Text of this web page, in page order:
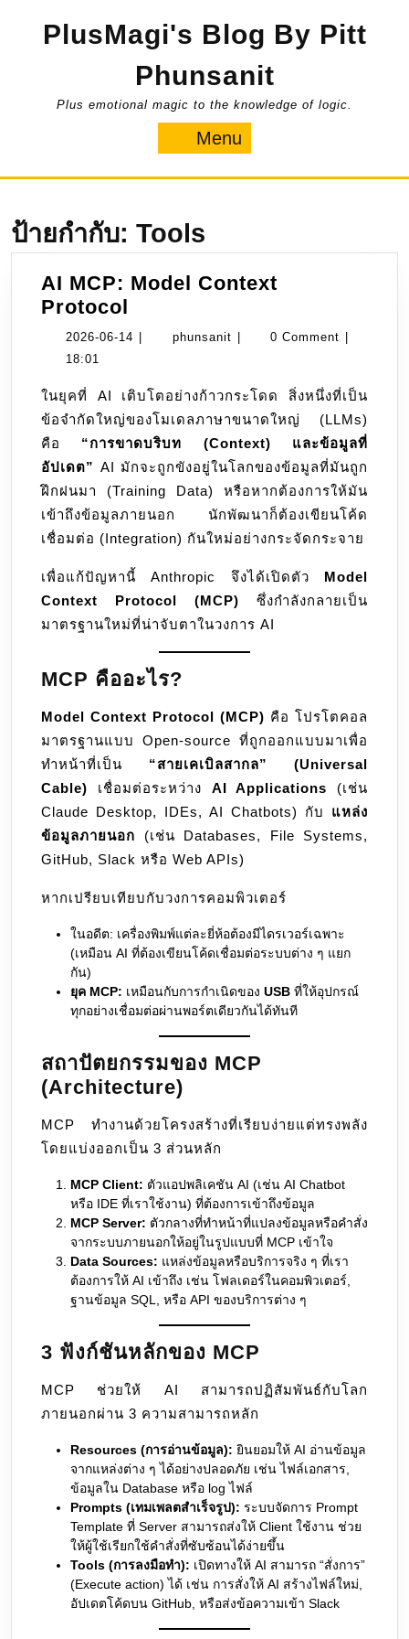
PlusMagi's Blog By Pitt
Phunsanit
Plus emotional magic to the knowledge of logic.
Menu
ป้ายกำกับ: Tools
AI MCP: Model Context
Protocol
MCP:
Protocol
2026-06-14 2026- phunsanit phunsanit0 Comment
18:01
ในยุคที่ AI เติบโตอย่างก้าวกระโดด สิ่งหนึ่งที่เป็น
ข้อจำกัดใหญ่ของโมเดลภาษาขนาดใหญ่ (LLMs)
คือ “การขาดบริบท (Context) และข้อมูลที่
อัปเดต” AI มักจะถูกขังอยู่ในโลกของข้อมูลที่มันถูก
ฝึกฝนมา (Training Data) หรือหากต้องการให้มัน
เข้าถึงข้อมูลภายนอก นักพัฒนาก็ต้องเขียนโค้ด
เชื่อมต่อ (Integration) กันใหม่อย่างกระจัดกระจาย
เพื่อแก้ปัญหานี้ Anthropic จึงได้เปิดตัว Model
Context Protocol (MCP) ซึ่งกำลังกลายเป็น
มาตรฐานใหม่ที่น่าจับตาในวงการ AI
MCP คืออะไร?
Model Context Protocol (MCP) คือ โปรโตคอล
มาตรฐานแบบ Open-source ที่ถูกออกแบบมาเพื่อ
ทำหน้าที่เป็น “สายเคเบิลสากล” (Universal
Cable) เชื่อมต่อระหว่าง AI Applications (เช่น
Claude Desktop, IDEs, AI Chatbots) กับ แหล่ง
ข้อมูลภายนอก (เช่น Databases, File Systems,
GitHub, Slack หรือ Web APIs)
หากเปรียบเทียบกับวงการคอมพิวเตอร์
ในอดีต: เครื่องพิมพ์แต่ละยี่ห้อต้องมีไดรเวอร์เฉพาะ
(เหมือน AI ที่ต้องเขียนโค้ดเชื่อมต่อระบบต่าง ๆ แยก
กัน)
ยุค MCP: เหมือนกับการกำเนิดของ USB ที่ให้อุปกรณ์
ทุกอย่างเชื่อมต่อผ่านพอร์ตเดียวกันได้ทันที
สถาปัตยกรรมของ MCP
(Architecture)
MCP ทำงานด้วยโครงสร้างที่เรียบง่ายแต่ทรงพลัง
โดยแบ่งออกเป็น 3 ส่วนหลัก
MCP Client: ตัวแอปพลิเคชัน AI (เช่น AI Chatbot
หรือ IDE ที่เราใช้งาน) ที่ต้องการเข้าถึงข้อมูล
MCP Server: ตัวกลางที่ทำหน้าที่แปลงข้อมูลหรือคำสั่ง
จากระบบภายนอกให้อยู่ในรูปแบบที่ MCP เข้าใจ
Data Sources: แหล่งข้อมูลหรือบริการจริง ๆ ที่เรา
ต้องการให้ AI เข้าถึง เช่น โฟลเดอร์ในคอมพิวเตอร์,
ฐานข้อมูล SQL, หรือ API ของบริการต่าง ๆ
3 ฟังก์ชันหลักของ MCP
MCP ช่วยให้ AI สามารถปฏิสัมพันธ์กับโลก
ภายนอกผ่าน 3 ความสามารถหลัก
Resources (การอ่านข้อมูล): ยินยอมให้ AI อ่านข้อมูล
จากแหล่งต่าง ๆ ได้อย่างปลอดภัย เช่น ไฟล์เอกสาร,
ข้อมูลใน Database หรือ log ไฟล์
Prompts (เทมเพลตสำเร็จรูป): ระบบจัดการ Prompt
Template ที่ Server สามารถส่งให้ Client ใช้งาน ช่วย
ให้ผู้ใช้เรียกใช้คำสั่งที่ซับซ้อนได้ง่ายขึ้น
Tools (การลงมือทำ): เปิดทางให้ AI สามารถ “สั่งการ”
(Execute action) ได้ เช่น การสั่งให้ AI สร้างไฟล์ใหม่,
อัปเดตโค้ดบน GitHub, หรือส่งข้อความเข้า Slack